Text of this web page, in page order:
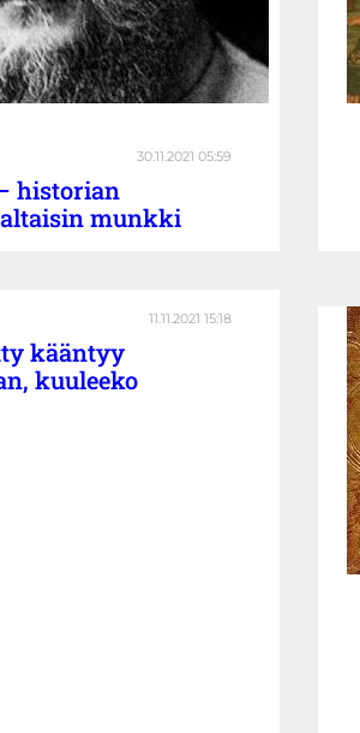
30.11.2021 05:59
historian
munkki
11.11.2021 15:18
kääntyy
kuuleeko